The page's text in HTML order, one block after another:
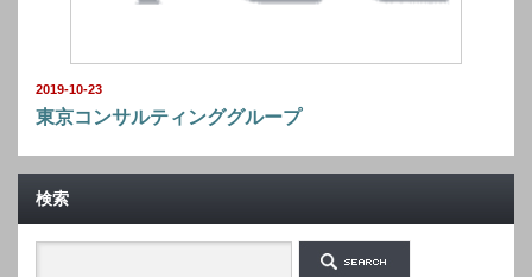
2019-10-23
東京コンサルティンググループ
検索